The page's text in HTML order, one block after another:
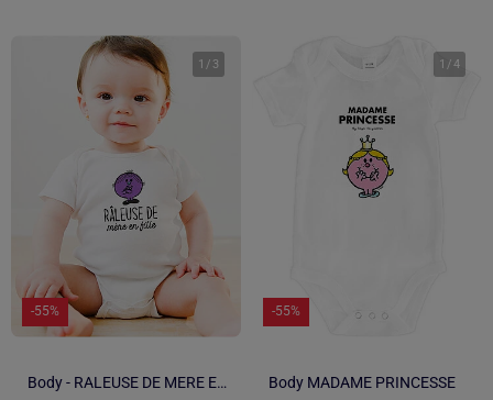
1 / 3
-55%
Body - RALEUSE DE MERE EN FILLE
1 /4
-55%
Body MADAME PRINCESSE